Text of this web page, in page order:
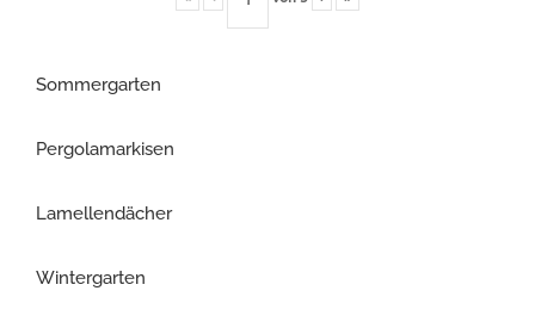
Sommergarten
Pergolamarkisen
Lamellendächer
Wintergarten